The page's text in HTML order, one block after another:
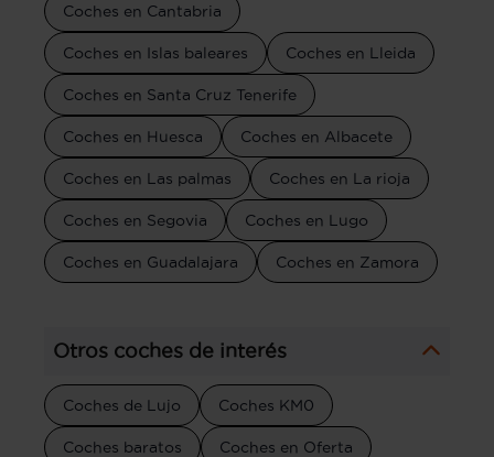
Coches en Cantabria
Coches en Islas baleares Coches en Lleida
Coches en Santa Cruz Tenerife
Coches en Huesca Coches en Albacete
Coches en Las palmas Coches en La rioja
Coches en Segovia Coches en Lugo
Coches en Guadalajara Coches en Zamora
Otros coches de interés
Coches de Lujo Coches KM0
Coches baratos Coches en Oferta